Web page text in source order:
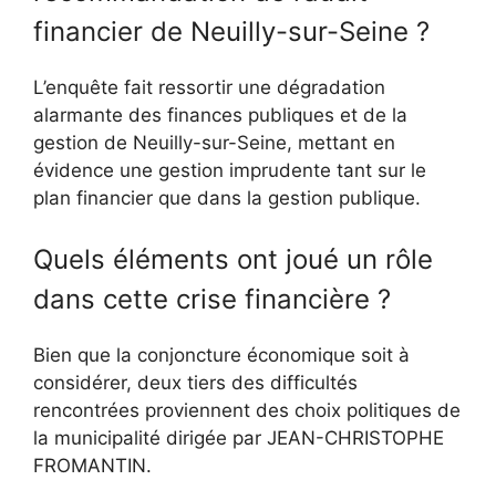
financier de Neuilly-sur-Seine ?
L’enquête fait ressortir une dégradation
alarmante des finances publiques et de la
gestion de Neuilly-sur-Seine, mettant en
évidence une gestion imprudente tant sur le
plan financier que dans la gestion publique.
Quels éléments ont joué un rôle
dans cette crise financière ?
Bien que la conjoncture économique soit à
considérer, deux tiers des difficultés
rencontrées proviennent des choix politiques de
la municipalité dirigée par JEAN-CHRISTOPHE
FROMANTIN.